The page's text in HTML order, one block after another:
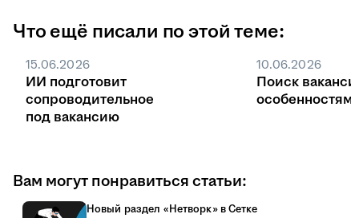
Что ещё писали по этой теме:
15.06.2026
ИИ подготовит
сопроводительное
под вакансию
10.06.2026
Поиск
Вам могут понравиться статьи:
Новый раздел «Нетворк» в Сетке